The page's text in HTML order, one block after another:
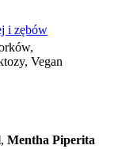
i zębów
Vegan
, Mentha Piperita